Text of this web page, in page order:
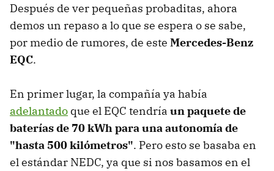
Después de ver pequeñas probaditas, ahora
demos un repaso a lo que se espera o se sabe,
por medio de rumores, de este Mercedes-Benz
EQC.
En primer lugar, la compañía ya había
adelantado que el EQC tendría un paquete de
baterías de 70 kWh para una autonomía de
"hasta 500 kilómetros". Pero esto se basaba en
el estándar NEDC, ya que si nos basamos en el